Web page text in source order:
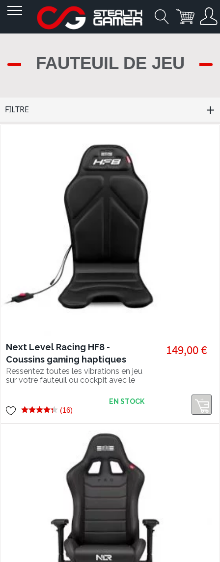
FAUTEUIL DE JEU
FILTRE
Next Level Racing HF8 -
Coussins gaming haptiques
pour fauteuil gamer
Ressentez toutes les vibrations en jeu
sur votre fauteuil ou cockpit avec le
149,00 €
(16)
EN STOCK